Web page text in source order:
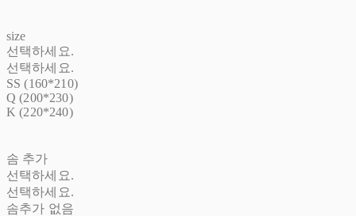
size
선택하세요.
선택하세요.
SS (160*210)
Q (200*230)
K (220*240)
솜 추가
선택하세요.
선택하세요.
솜추가 없음